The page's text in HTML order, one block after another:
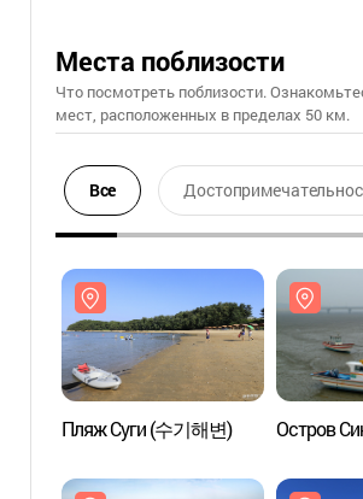
Места поблизости
Что посмотреть поблизости.
мест, расположенных в пределах 50 км.
Все
Пляж Суги (수기해변) Остров